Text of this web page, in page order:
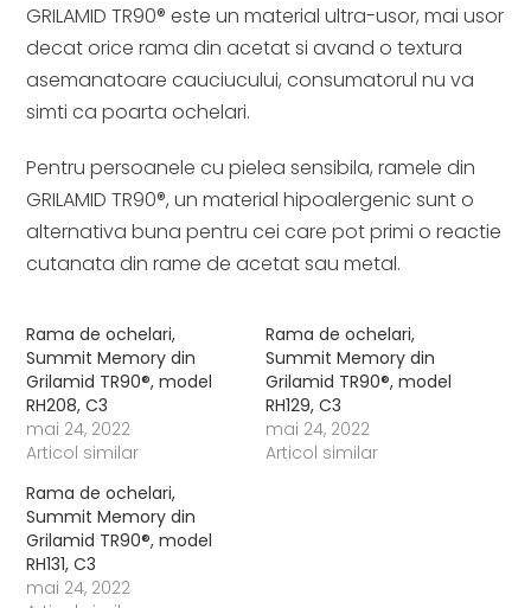
GRILAMID TR90® este un material ultra-usor, mai usor
decat orice rama din acetat si avand o textura
asemanatoare cauciucului, consumatorul nu va
simti ca poarta ochelari.
Pentru persoanele cu pielea sensibila, ramele din
GRILAMID TR90®, un material hipoalergenic sunt o
alternativa buna pentru cei care pot primi o reactie
cutanata din rame de acetat sau metal.
Rama de ochelari,
Summit Memory din
Grilamid TR90®, model
RH208, C3
mai 24, 2022
Articol similar
Rama de ochelari,
Summit Memory din
Grilamid TR90®, model
RH129, C3
mai 24, 2022
Articol similar
Rama de ochelari,
Summit Memory din
Grilamid TR90®, model
RH131, C3
mai 24, 2022